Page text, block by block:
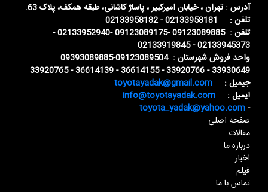
آدرس : تهران ، خیابان امیرکبیر ، پاساژ کاشانی، طبقه همکف، پلاک 63.
تلفن : 02133958181 - 02133958182
تلفن : 09123089885 -09123089175 -02133952940 -
02133945373 - 02133919845
واحد فروش شهرستان : 09123089504-09393089885
33930649 - 33920766 - 36614155 - 36614139 - 33920765
جیمیل : toyotayadak@gmail.com
ایمیل : info@toyotayadak.com
-
toyota_yadak@yahoo.com
صفحه اصلی
مقالات
درباره ما
اخبار
فیلم
تماس با ما